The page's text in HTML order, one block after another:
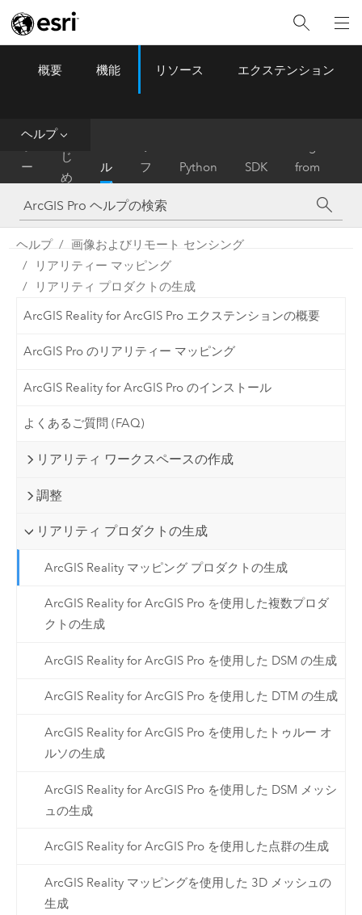
ArcGIS Pro Menu
概要 機能 リソース エクステンション
ヘルプ
ー
ム
は
じ
め
に
ル
プ
フ
ァ
レ
ン
ス
Python SDK
from
ArcMap
ヘルプ
画像およびリモート センシング
リアリティー マッピング
リアリティ プロダクトの生成
ArcGIS Reality for ArcGIS Pro エクステンションの概要
ArcGIS Pro のリアリティー マッピング
ArcGIS Reality for ArcGIS Pro のインストール
よくあるご質問 (FAQ)
リアリティ ワークスペースの作成
調整
リアリティ プロダクトの生成
ArcGIS Reality マッピング プロダクトの生成
ArcGIS Reality for ArcGIS Pro を使用した複数プロダ
クトの生成
ArcGIS Reality for ArcGIS Pro を使用した DSM の生成
ArcGIS Reality for ArcGIS Pro を使用した DTM の生成
ArcGIS Reality for ArcGIS Pro を使用したトゥルー オ
ルソの生成
ArcGIS Reality for ArcGIS Pro を使用した DSM メッシ
ュの生成
ArcGIS Reality for ArcGIS Pro を使用した点群の生成
ArcGIS Reality マッピングを使用した 3D メッシュの
生成